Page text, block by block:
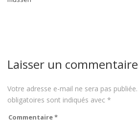
Laisser un commentaire
Votre adresse e-mail ne sera pas publiée.
obligatoires sont indiqués avec *
Commentaire*